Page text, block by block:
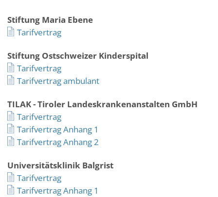
Stiftung Maria Ebene
Tarifvertrag
Stiftung Ostschweizer Kinderspital
Tarifvertrag
Tarifvertrag ambulant
TILAK - Tiroler Landeskrankenanstalten GmbH
Tarifvertrag
Tarifvertrag Anhang 1
Tarifvertrag Anhang 2
Universitätsklinik Balgrist
Tarifvertrag
Tarifvertrag Anhang 1